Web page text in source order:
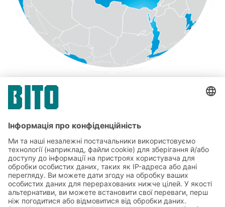
Ми працюємо для Вас по всьому світу. Бездоганний
сервіс BITO доступний для Вас, де б Ви не знаходились.
Ми дотримуємося своєї обіцянки бути поруч з Вами — і
за межами Німеччини також. Не тільки в Європі, а й по
численні компетентні торгові партнери завжди поряд.
Отримайте консультацію від кваліфікованих
представників наших команд на місцях зрозумілою для
Вас мовою або дозвольте направити Вас
безпосередньо до потрібної контактної особи. Наші